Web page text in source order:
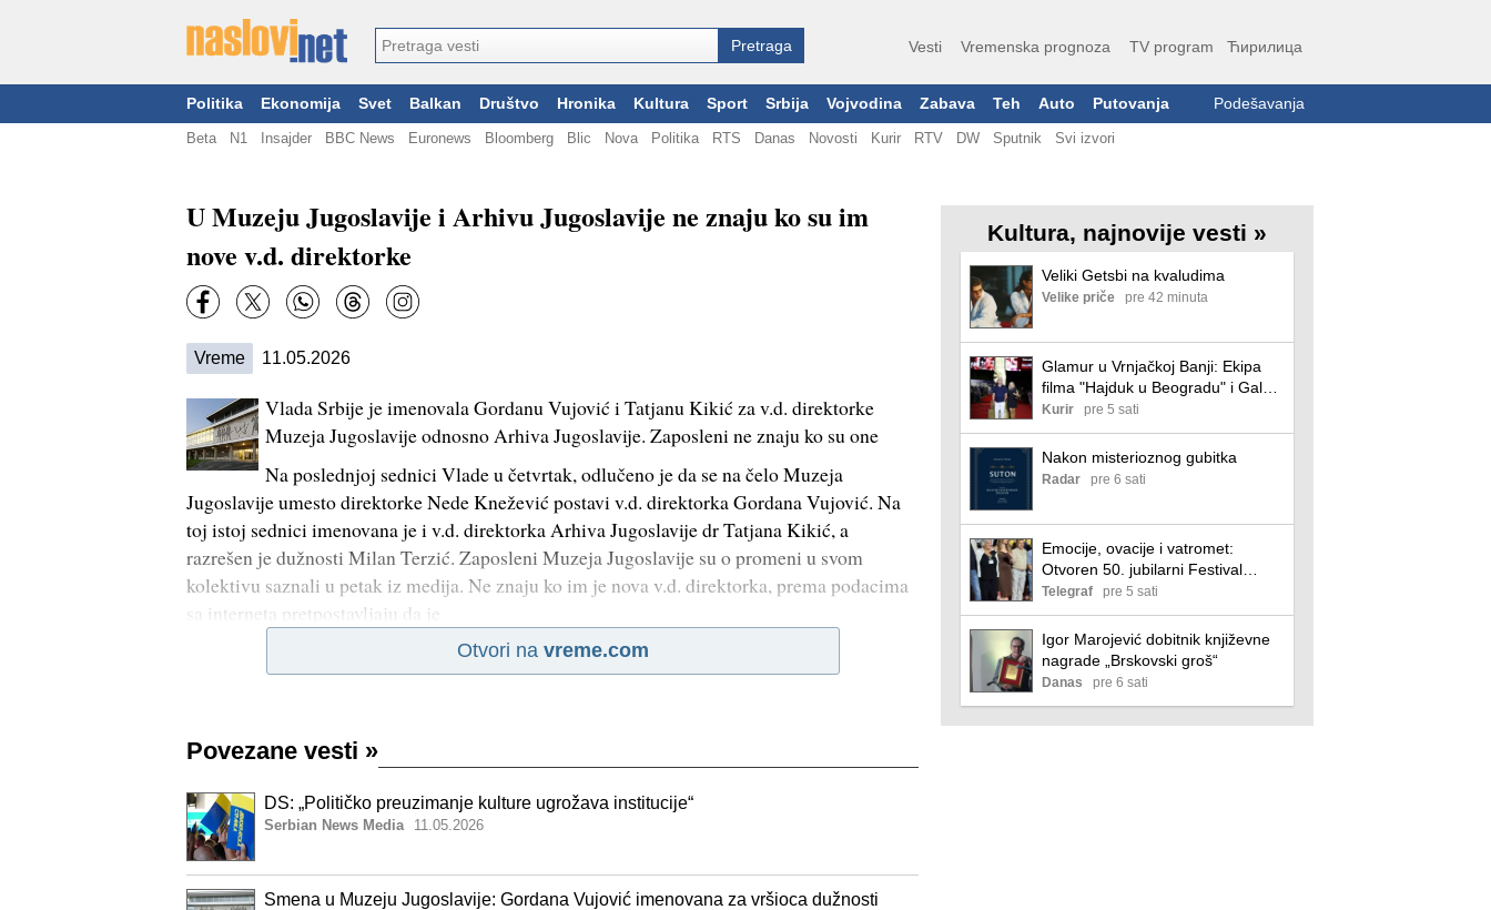
Vesti Vremenska prognoza TV program Ћирилица
Politika Ekonomija Svet Balkan Društvo Hronika Kultura Sport Srbija Vojvodina Zabava Teh Auto Putovanja Podešavanja
Beta N1 Insajder BBC News Euronews Bloomberg Blic Nova Politika RTS Danas Novosti Kurir RTV DW Sputnik Svi izvori
U Muzeju Jugoslavije i Arhivu Jugoslavije ne znaju ko su im
nove v.d. direktorke
Vreme 11.05.2026
Vlada Srbije je imenovala Gordanu Vujović i Tatjanu Kikić za v.d. direktorke
Muzeja Jugoslavije odnosno Arhiva Jugoslavije. Zaposleni ne znaju ko su one
Na poslednjoj sednici Vlade u četvrtak, odlučeno je da se na čelo Muzeja
Jugoslavije umesto direktorke Nede Knežević postavi v.d. direktorka Gordana Vujović. Na
toj istoj sednici imenovana je i v.d. direktorka Arhiva Jugoslavije dr Tatjana Kikić, a
razrešen je dužnosti Milan Terzić. Zaposleni Muzeja Jugoslavije su o promeni u svom
kolektivu saznali u petak iz medija. Ne znaju ko im je nova v.d. direktorka, prema podacima
sa interneta pretpostavljaju da je
Otvori na vreme.com
Povezane vesti »
DS: „Političko preuzimanje kulture ugrožava institucije“
Serbian News Media 11.05.2026
Smena u Muzeju Jugoslavije: Gordana Vujović imenovana za vršioca dužnosti
Kultura, najnovije vesti »
Veliki Getsbi na kvaludima
Velike priče pre 42 minuta
Glamur u Vrnjačkoj Banji: Ekipa
filma "Hajduk u Beogradu" i Gala
Videnović zvezde otvaranja
Festivala filmskog scenarija
Kurir pre 5 sati
Nakon misterioznog gubitka
Radar pre 6 sati
Emocije, ovacije i vatromet:
Otvoren 50. jubilarni Festival
filmskog scenarija u Vrnjačkoj
Banji
Telegraf pre 5 sati
Igor Marojević dobitnik književne
nagrade „Brskovski groš“
Danas pre 6 sati